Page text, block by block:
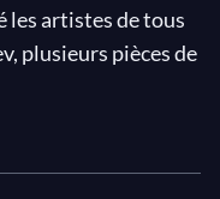
les artistes de tous
plusieurs pièces de
Méliès à Walt